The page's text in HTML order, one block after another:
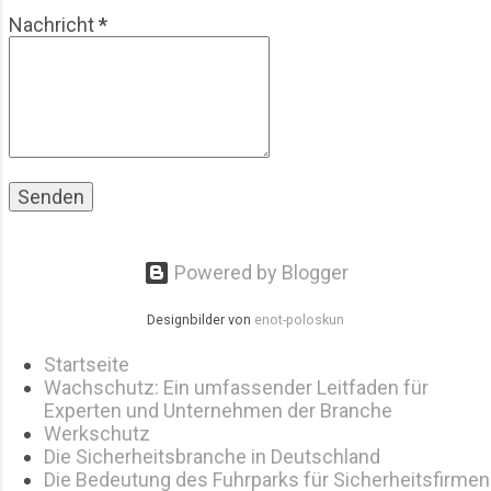
darum, sowohl reale Events als auch digitale
Plattformen effektiv abzusichern – und das kann
Nachricht*
Powered by Blogger
Designbilder von enot-poloskun
Startseite
Wachschutz: Ein umfassender Leitfaden für
Experten und Unternehmen der Branche
Werkschutz
Die Sicherheitsbranche in Deutschland
Die Bedeutung des Fuhrparks für Sicherheitsfirmen